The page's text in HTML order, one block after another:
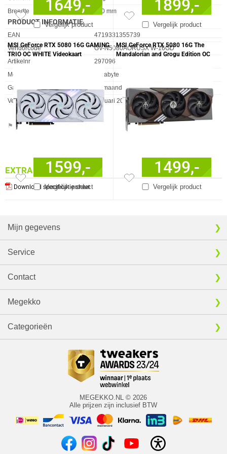
Breedte
130 mm
PRODUCT INFORMATIE
EAN
4719331355739
Vendorcode
GV-N5080AORUSX W-16GD
Artikelnr
297096
Merk
Gigabyte
Garantie
36 maanden
Verkrijgbaar sinds
Januari 2025
⚑ Fout melden
EXTRA INFORMATIE
Download specificatie sheet
Vergelijk product
1649,-
Vergelijk product
1899,-
MSI GeForce RTX 5080 16G GAMING
TRIO OC WHITE Videokaart
Vergelijk product
1599,-
MSI GeForce RTX 5080 16G The
Mandalorian and Grogu Edition OC
Vergelijk product
1499,-
Mijn gegevens
Service
Contact
Megekko
Categorieën
MEGEKKO.NL © 2026
Alle prijzen zijn inclusief BTW